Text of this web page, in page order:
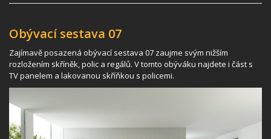
Obývací sestava 07
Zajímavě posazená obývací sestava 07 zaujme svým nižším
rozložením skříněk, polic a regálů. V tomto obýváku najdete i část s
TV panelem a lakovanou skříňkou s policemi.